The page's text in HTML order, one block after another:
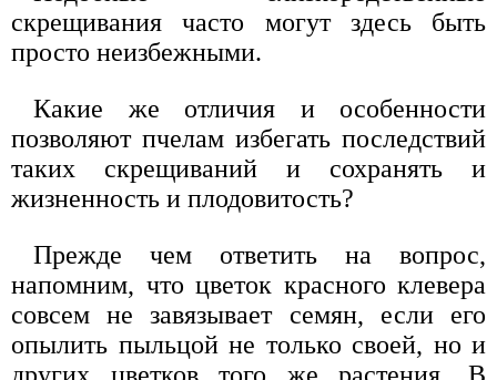
скрещивания часто могут здесь быть
просто неизбежными.
Какие же отличия и особенности
позволяют пчелам избегать последствий
таких скрещиваний и сохранять и
жизненность и плодовитость?
Прежде чем ответить на вопрос,
напомним, что цветок красного клевера
совсем не завязывает семян, если его
опылить пыльцой не только своей, но и